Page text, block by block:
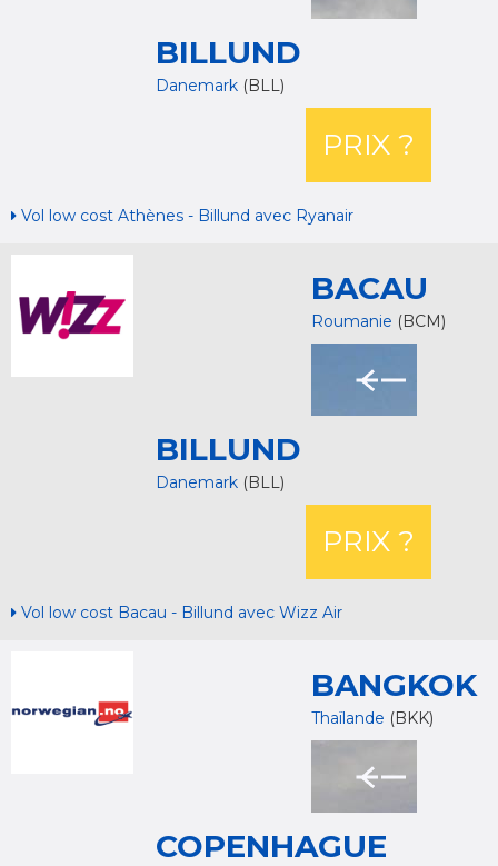
BILLUND
Danemark (BLL)
PRIX ?
Vol low cost Athènes - Billund avec Ryanair
BACAU
Roumanie (BCM)
BILLUND
Danemark (BLL)
PRIX ?
Vol low cost Bacau - Billund avec Wizz Air
BANGKOK
Thaïlande (BKK)
COPENHAGUE